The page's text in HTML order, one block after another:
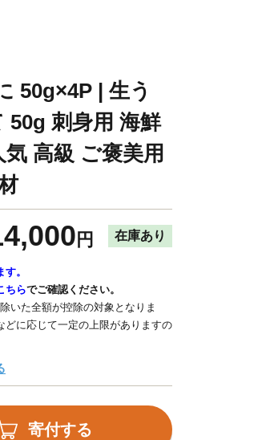
50g×4P | 生う
50g 刺身用 海鮮
高級 ご褒美用
円 在庫あり
。
ちらでご確認ください。
いた全額が控除の対象となりま
に応じて一定の上限がありますの
寄付する